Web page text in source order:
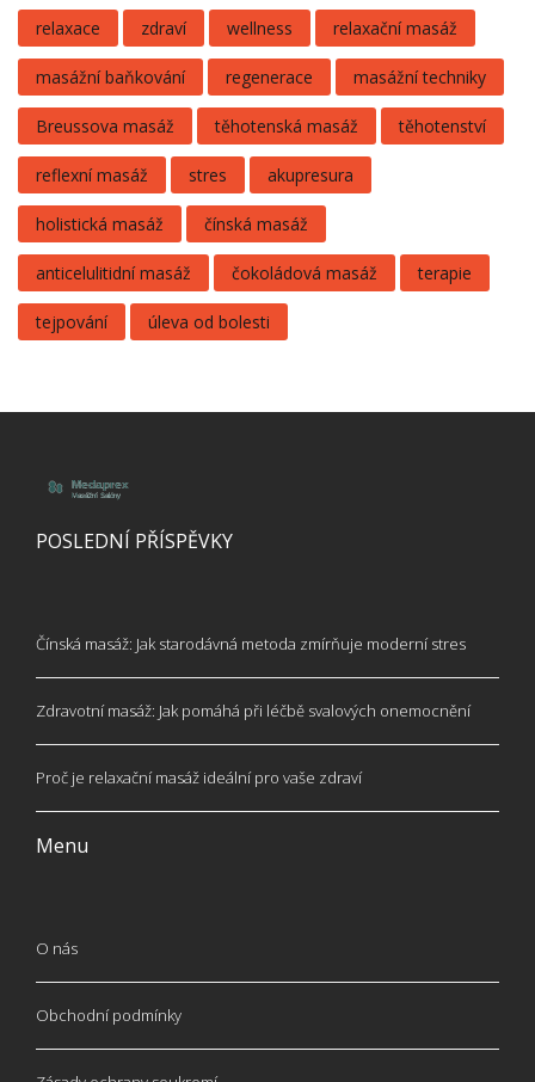
relaxace zdraví wellness relaxační masáž
masážní baňkování regenerace masážní techniky
Breussova masáž těhotenská masáž těhotenství
reflexní masáž stres akupresura
holistická masáž čínská masáž
anticelulitidní masáž čokoládová masáž terapie
tejpování úleva od bolesti
POSLEDNÍ PŘÍSPĚVKY
Čínská masáž: Jak starodávná metoda zmírňuje moderní stres
Zdravotní masáž: Jak pomáhá při léčbě svalových onemocnění
Proč je relaxační masáž ideální pro vaše zdraví
Menu
O nás
Obchodní podmínky